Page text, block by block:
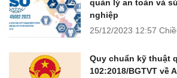
quản lý an toàn và
nghiệp
25/12/2023 12:57
Quy chuẩn kỹ thuật
102:2018/BGTVT về